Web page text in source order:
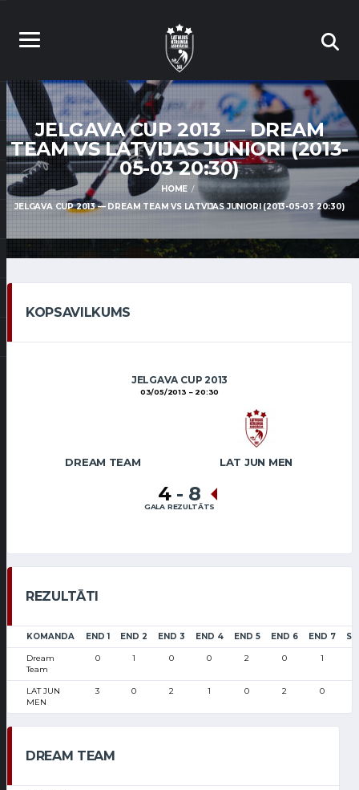
JELGAVA CUP 2013 — DREAM
TEAM VS LATVIJAS JUNIORI (2013-
05-03 20:30)
HOME
JELGAVA CUP 2013 — DREAM TEAM VS LATVIJAS JUNIORI (2013-05-03 20:30)
KOPSAVILKUMS
JELGAVA CUP 2013
03/05/2013 20:30
DREAM TEAM LAT JUN MEN
4 - 8
GALA REZULTĀTS
REZULTĀTI
KOMANDA END 1 END 2 END 3 END 4 END 5 END 6 END 7
Dream
Team
0 1 0 0 2 0 1
LAT JUN
MEN
3 0 2 1 0 2 0
DREAM TEAM